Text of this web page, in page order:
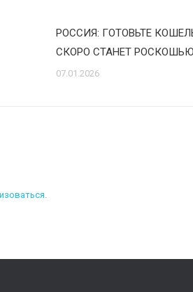
РОССИЯ: ГОТОВЬТЕ
СКОРО СТАНЕТ РОСКОШЬЮ
07.01.2026
.